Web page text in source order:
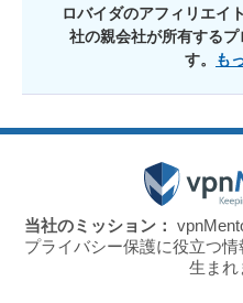
ロバイダのアフィリエイ
社の親会社が所有する
す。
も
当社のミッション：
プライバシー保護に役立つ
生まれ